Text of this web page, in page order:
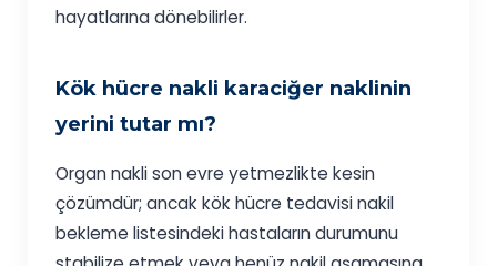
hayatlarına dönebilirler.
Kök hücre nakli karaciğer naklinin
yerini tutar mı?
Organ nakli son evre yetmezlikte kesin
çözümdür; ancak kök hücre tedavisi nakil
bekleme listesindeki hastaların durumunu